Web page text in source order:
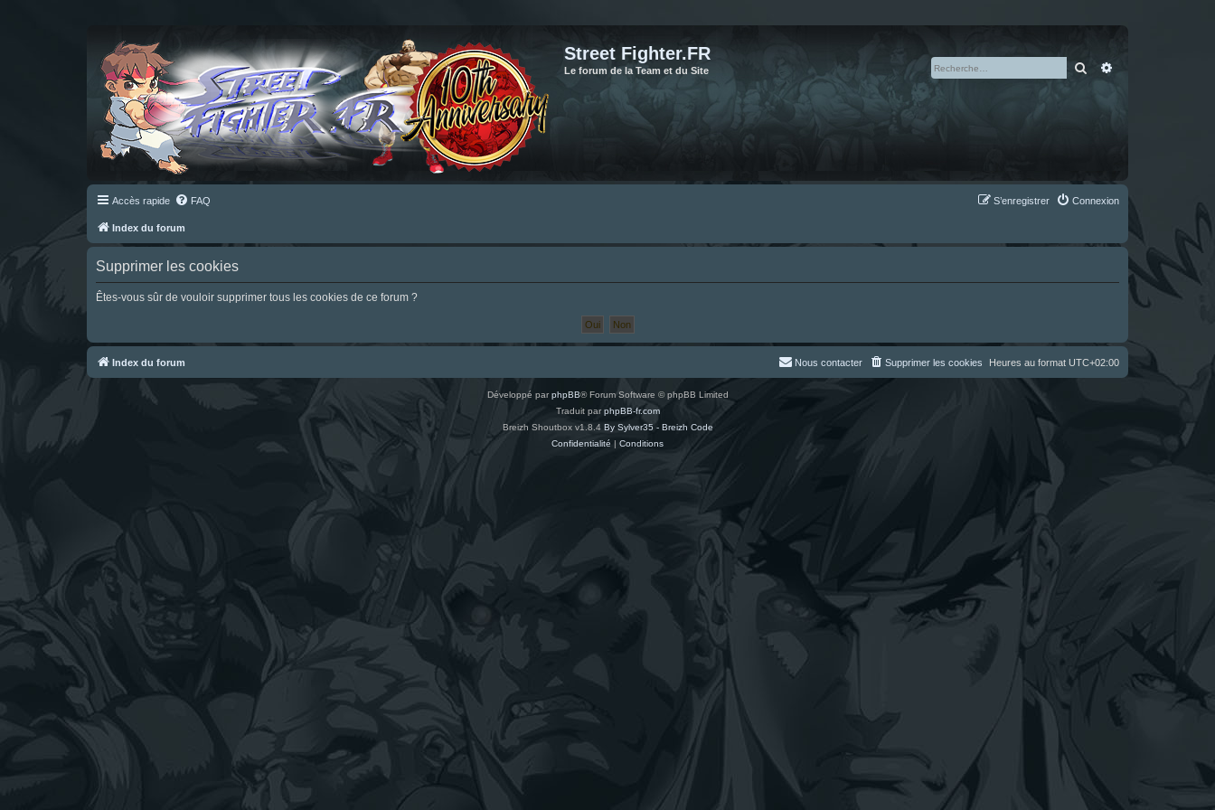
Street Fighter.FR
Le forum de la Team et du Site Rechercher
Accès rapide FAQ Connexion
S’enregistrer
Index du forum
Supprimer les cookies
Êtes-vous sûr de vouloir supprimer tous les cookies de ce forum ?
Index du forum Heures au format UTC+02:00
Supprimer les cookies
Nous contacter
Développé parphpBB® Forum Software © phpBB Limited
Traduit parphpBB-fr.com
Breizh Shoutbox v1.8.4 By Sylver35 - Breizh Code
Confidentialité | Conditions